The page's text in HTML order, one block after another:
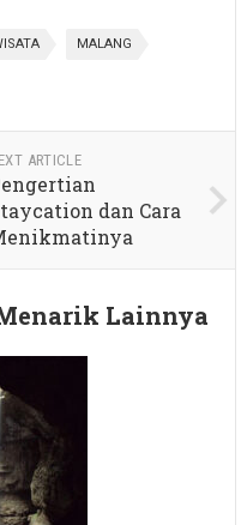
MALANG
ARTICLE
dan Cara
Lainnya